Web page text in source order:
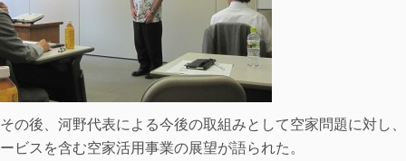
その後、河野代表による今後の取組みとして空家問題に対し
ービスを含む空家活用事業の展望が語られた。